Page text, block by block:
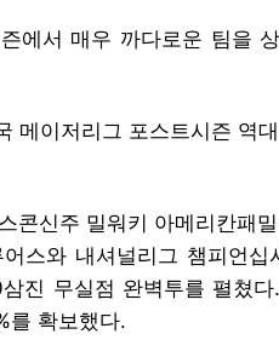
에서 매우 까다로운 팀을
메이저리그 포스트시즌 역
콘신주 밀워키 아메리칸패
스와 내셔널리그 챔피언십
진 무실점 완벽투를 펼쳤
를 확보했다.